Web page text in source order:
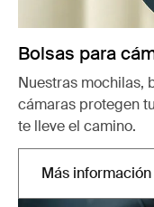
Bolsas para
Nuestras mochilas,
cámaras protegen
te lleve el camino.
Más información
Se abre